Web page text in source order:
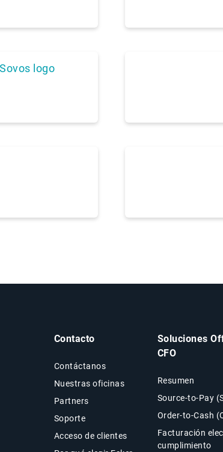
Contacto
Contáctanos
Nuestras oficinas
Partners
Soporte
Acceso de clientes
Soluciones
CFO
Resumen
Source-to-Pay
Order-to-Cash
Facturación
cumplimiento